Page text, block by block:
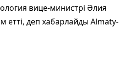
вице-министрі Әлия
етті, деп хабарлайды Almaty-